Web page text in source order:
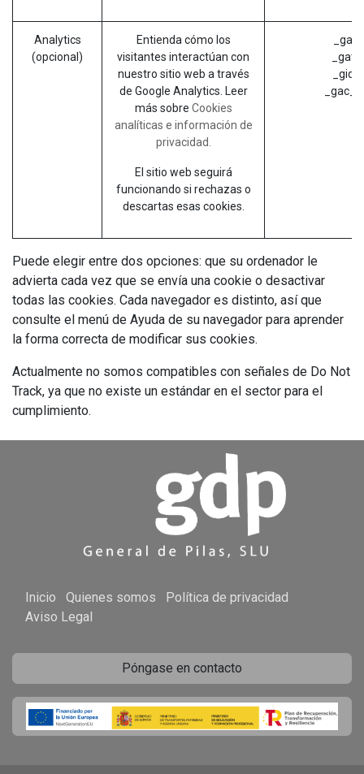
Analytics
(opcional)
Entienda cómo los
visitantes interactúan con
nuestro sitio web a través
de Google Analytics. Leer
más sobre Cookies
analíticas e información de
privacidad.
El sitio web seguirá
funcionando si rechazas o
descartas esas cookies.
_ga
_gat
_gid
Puede elegir entre dos opciones: que su ordenador le
advierta cada vez que se envía una cookie o desactivar
todas las cookies. Cada navegador es distinto, así que
consulte el menú de Ayuda de su navegador para aprender
la forma correcta de modificar sus cookies.
Actualmente no somos compatibles con señales de Do Not
Track, ya que no existe un estándar en el sector para el
cumplimiento.
Inicio Quienes somos
Política de privacidad
Aviso Legal
Póngase en contacto